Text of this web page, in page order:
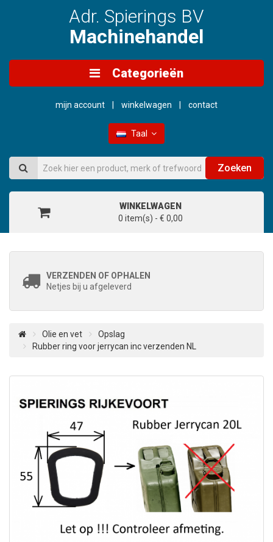
Adr. Spierings BV
Machinehandel
Categorieën
mijn account winkelwagen contact
Taal
Zoeken
WINKELWAGEN
0 item(s) - € 0,00
VERZENDEN OF OPHALEN
Netjes bij u afgeleverd
Olie en vet
Opslag
Rubber ring voor jerrycan inc verzenden NL